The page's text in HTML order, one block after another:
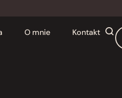
O mnie Kontakt